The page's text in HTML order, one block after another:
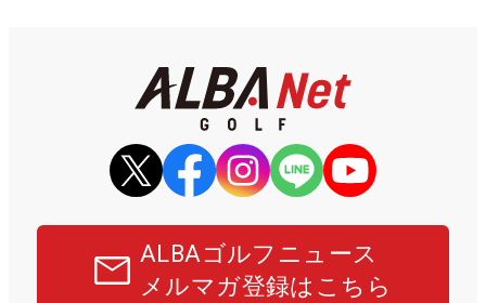
ALBAゴルフニュース
メルマガ登録はこちら